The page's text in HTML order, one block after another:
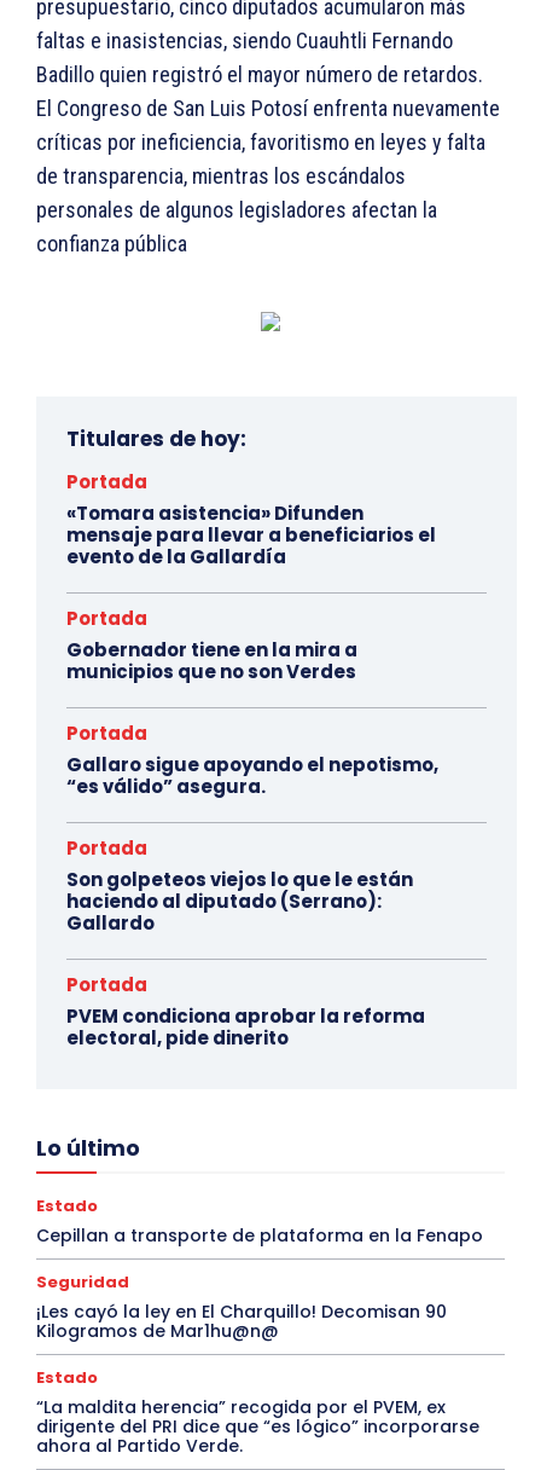
presupuestario, cinco diputados acumularon más
faltas e inasistencias, siendo Cuauhtli Fernando
Badillo quien registró el mayor número de retardos.
El Congreso de San Luis Potosí enfrenta nuevamente
críticas por ineficiencia, favoritismo en leyes y falta
de transparencia, mientras los escándalos
personales de algunos legisladores afectan la
confianza pública
Titulares de hoy:
Portada
«Tomara asistencia» Difunden
mensaje para llevar a beneficiarios el
evento de la Gallardía
Portada
Gobernador tiene en la mira a
municipios que no son Verdes
Portada
Gallaro sigue apoyando el nepotismo,
“es válido” asegura.
Portada
Son golpeteos viejos lo que le están
haciendo al diputado (Serrano):
Gallardo
Portada
PVEM condiciona aprobar la reforma
electoral, pide dinerito
Lo último
Estado
Cepillan a transporte de plataforma en la Fenapo
Seguridad
¡Les cayó la ley en El Charquillo! Decomisan 90
Kilogramos de Mar1hu@n@
Estado
“La maldita herencia” recogida por el PVEM, ex
dirigente del PRI dice que “es lógico” incorporarse
ahora al Partido Verde.